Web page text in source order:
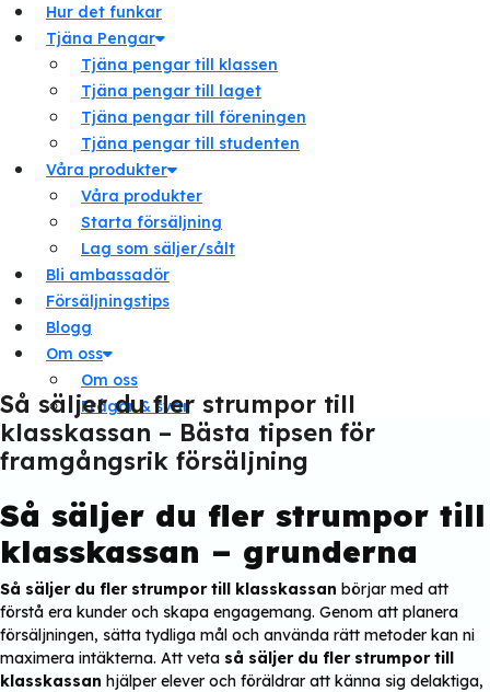
Hur det funkar
Tjäna Pengar
Tjäna pengar till klassen
Tjäna pengar till laget
Tjäna pengar till föreningen
Tjäna pengar till studenten
Våra produkter
Våra produkter
Starta försäljning
Lag som säljer/sålt
Bli ambassadör
Försäljningstips
Blogg
Om oss
Om oss
Frågor & svar
Så säljer du fler strumpor till
klasskassan – Bästa tipsen för
framgångsrik försäljning
Så säljer du fler strumpor till
klasskassan – grunderna
Så säljer du fler strumpor till klasskassan börjar med att
förstå era kunder och skapa engagemang. Genom att planera
försäljningen, sätta tydliga mål och använda rätt metoder kan ni
maximera intäkterna. Att veta så säljer du fler strumpor till
klasskassan hjälper elever och föräldrar att känna sig delaktiga,